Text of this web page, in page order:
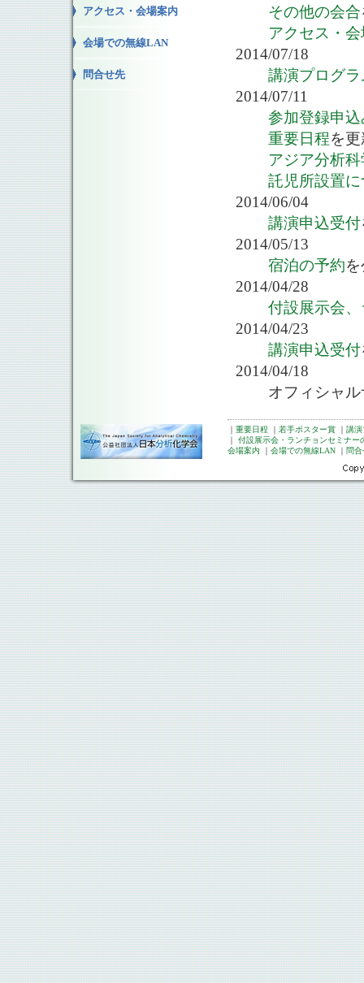
アクセス・会場案内
会場での無線LAN
問合せ先
その他の会合
アクセス・
2014/07/18
講演プログ
2014/07/11
参加登録申込
重要日程を
アジア分析
託児所設置
2014/06/04
講演申込受付
2014/05/13
宿泊の予約
2014/04/28
付設展示会
2014/04/23
講演申込受付
2014/04/18
オフィシャ
｜ 重要日程 ｜ 若手ポスター賞 ｜ 講演
｜ 付設展示会・ランチョンセミナー
会場案内 ｜ 会場での無線LAN ｜ 問